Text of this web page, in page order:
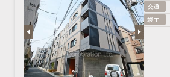
交通
竣工